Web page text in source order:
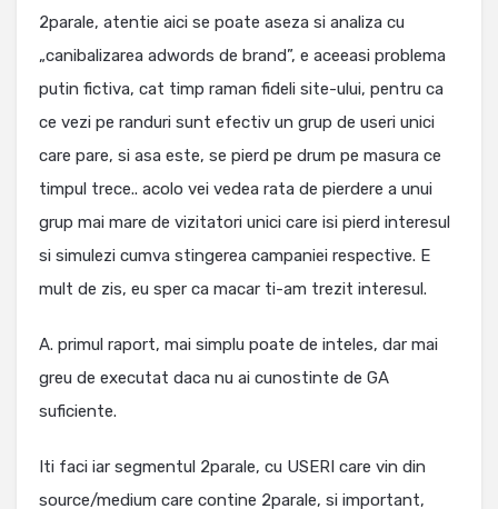
2parale, atentie aici se poate aseza si analiza cu
„canibalizarea adwords de brand”, e aceeasi problema
putin fictiva, cat timp raman fideli site-ului, pentru ca
ce vezi pe randuri sunt efectiv un grup de useri unici
care pare, si asa este, se pierd pe drum pe masura ce
timpul trece.. acolo vei vedea rata de pierdere a unui
grup mai mare de vizitatori unici care isi pierd interesul
si simulezi cumva stingerea campaniei respective. E
mult de zis, eu sper ca macar ti-am trezit interesul.
A. primul raport, mai simplu poate de inteles, dar mai
greu de executat daca nu ai cunostinte de GA
suficiente.
Iti faci iar segmentul 2parale, cu USERI care vin din
source/medium care contine 2parale, si important,